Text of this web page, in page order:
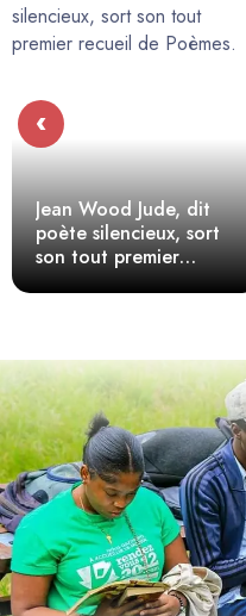
Jean Wood Jude, dit
poète silencieux, sort
son tout premier
recueil de Poèmes.
‹